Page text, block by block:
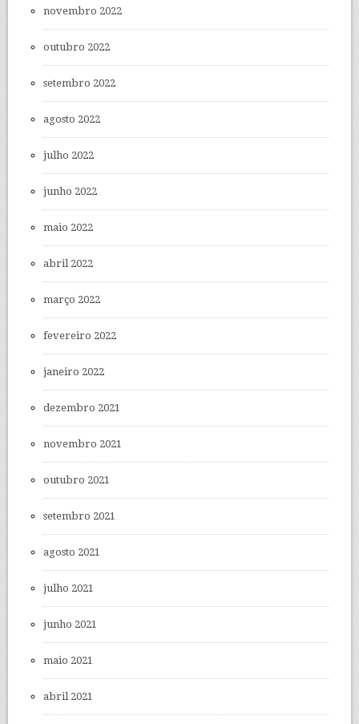
novembro 2022
outubro 2022
setembro 2022
agosto 2022
julho 2022
junho 2022
maio 2022
abril 2022
março 2022
fevereiro 2022
janeiro 2022
dezembro 2021
novembro 2021
outubro 2021
setembro 2021
agosto 2021
julho 2021
junho 2021
maio 2021
abril 2021